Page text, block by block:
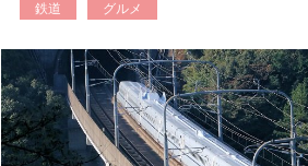
鉄道 グルメ